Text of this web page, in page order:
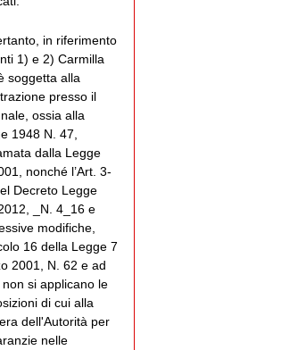
in riferimento
1) e 2) Carmilla
soggetta alla
presso il
ossia alla
1948 N. 47,
dalla Legge
nonché l’Art. 3-
Decreto Legge
_N. 4_16 e
modifiche,
16 della Legge 7
2001, N. 62 e ad
si applicano le
di cui alla
dell'Autorità per
nelle